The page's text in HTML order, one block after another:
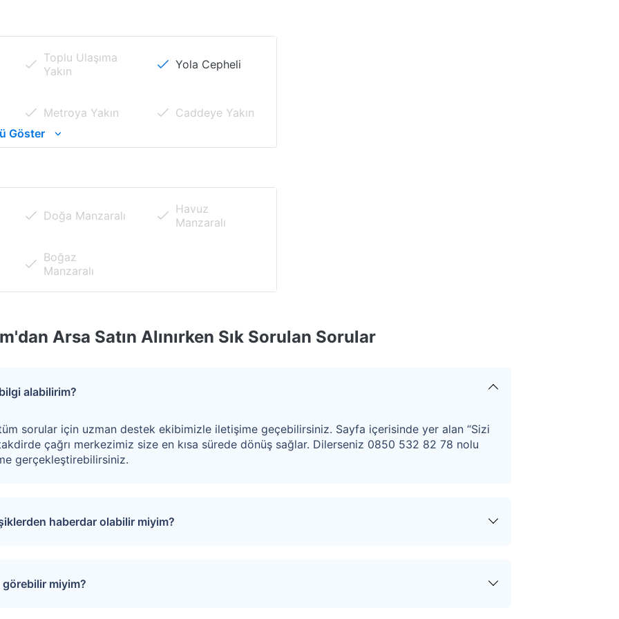
yakın konumda imara yaklaşık 350 metre
durumunda çok yüksek bir kâr vadeden bir
alınabilmektedir.
olup havsa ilçe merkezine yürüme
Toplu Ulaşıma
Yakın
Yola Cepheli
Metroya Yakın Caddeye Yakın
Yakın
Metrobüse
Yakın
Göster
Doğa Manzaralı
Havuz
Manzaralı
Boğaz
Manzaralı
Arsa Satın Alınırken Sık Sorulan Sorular
alabilirim?
sorular için uzman destek ekibimizle iletişime geçebilirsiniz. Sayfa içerisinde yer alan “Sizi
çağrı merkezimiz size en kısa sürede dönüş sağlar. Dilerseniz 0850 532 82 78 nolu
gerçekleştirebilirsiniz.
haberdar olabilir miyim?
miyim?